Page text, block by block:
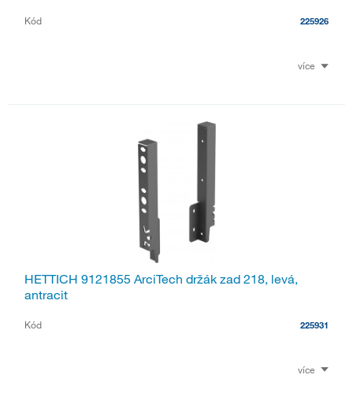
Kód 225926
více
HETTICH 9121855 ArciTech držák zad 218, levá,
antracit
Kód 225931
více